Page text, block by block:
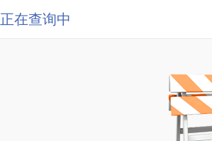
正在查询中